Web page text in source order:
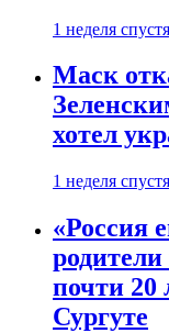
1 неделя спустя
Маск
хотел
1 неделя спустя
«Россия
почти 20
Сургуте